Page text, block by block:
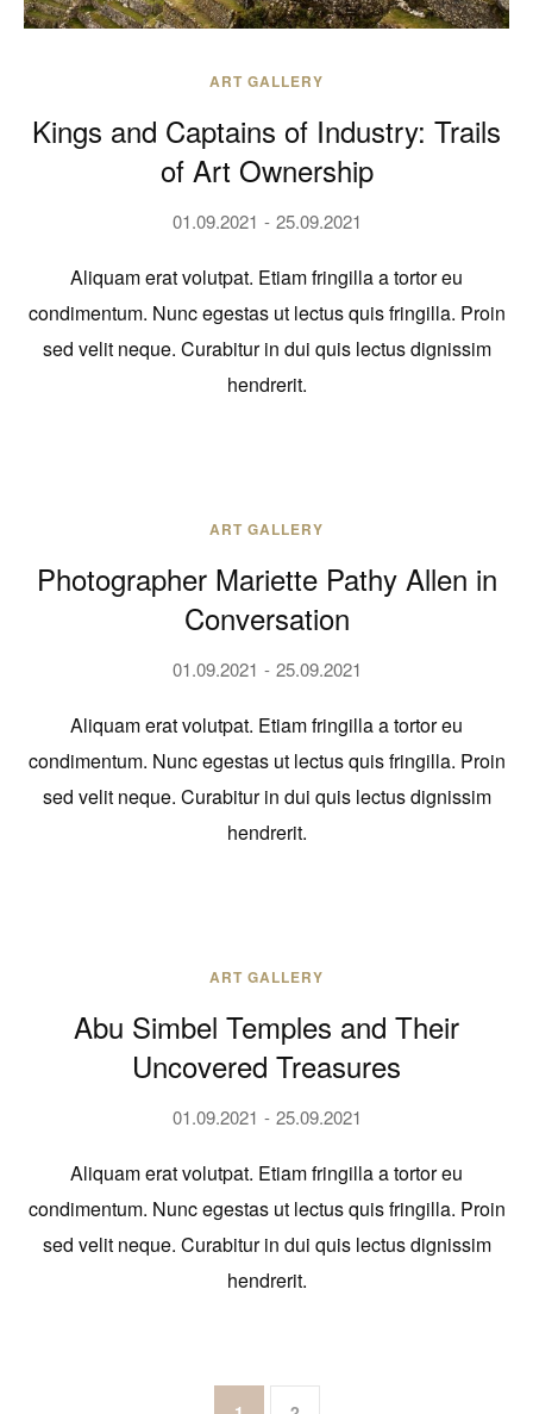
ART GALLERY
Kings and Captains of Industry: Trails
of Art Ownership
01.09.2021 25.09.2021
Aliquam erat volutpat. Etiam fringilla a tortor eu
condimentum. Nunc egestas ut lectus quis fringilla. Proin
sed velit neque. Curabitur in dui quis lectus dignissim
hendrerit.
ART GALLERY
Photographer Mariette Pathy Allen in
Conversation
01.09.2021 25.09.2021
Aliquam erat volutpat. Etiam fringilla a tortor eu
condimentum. Nunc egestas ut lectus quis fringilla. Proin
sed velit neque. Curabitur in dui quis lectus dignissim
hendrerit.
ART GALLERY
Abu Simbel Temples and Their
Uncovered Treasures
01.09.2021 25.09.2021
Aliquam erat volutpat. Etiam fringilla a tortor eu
condimentum. Nunc egestas ut lectus quis fringilla. Proin
sed velit neque. Curabitur in dui quis lectus dignissim
hendrerit.